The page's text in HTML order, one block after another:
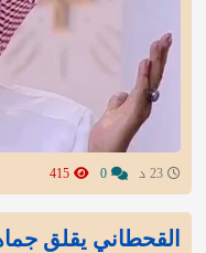
القحطاني يقلق